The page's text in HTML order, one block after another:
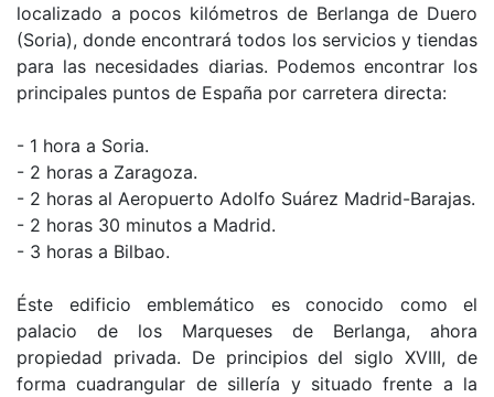
localizado a pocos kilómetros de Berlanga de Duero
(Soria), donde encontrará todos los servicios y tiendas
para las necesidades diarias. Podemos encontrar los
principales puntos de España por carretera directa:
- 1 hora a Soria.
- 2 horas a Zaragoza.
- 2 horas al Aeropuerto Adolfo Suárez Madrid-Barajas.
- 2 horas 30 minutos a Madrid.
- 3 horas a Bilbao.
Éste edificio emblemático es conocido como el
palacio de los Marqueses de Berlanga, ahora
propiedad privada. De principios del siglo XVIII, de
forma cuadrangular de sillería y situado frente a la